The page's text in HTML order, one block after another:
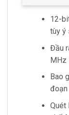
12-
tùy ý
Đầu
MHz
Bao
đoạn
Quét